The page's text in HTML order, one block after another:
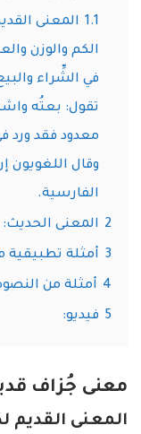
1.1
المعنى
الكم والوزن
في الشِّراء
تقول: بعتُه
معدود فقد ورد
وقال اللغويون
الفارسية.
2 المعنى الحديث:
3 أمثلة تطبيقية
4 أمثلة من
5 فيديو:
معنى جُزاف
المعنى القديم